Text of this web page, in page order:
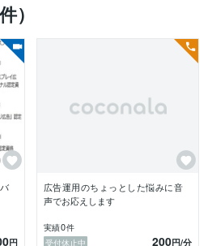
Excel
格
告認定資格
告プロフェッショナル認定資
格
告認定資格
資格
マンス広告の認定資格
ス初級者向けコース
）
円
広告運用のちょっとした悩みに音
声でお応えします
実績0件
受付休止中
200円/分